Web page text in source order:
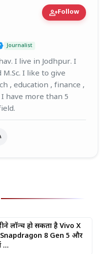
person_addFollow
Verified Public
Journalist
I live in Jodhpur. I
M.Sc. I like to give
, education , finance ,
have more than 5
लॉन्च हो सकता है Vivo X
8 Gen 5 और
...